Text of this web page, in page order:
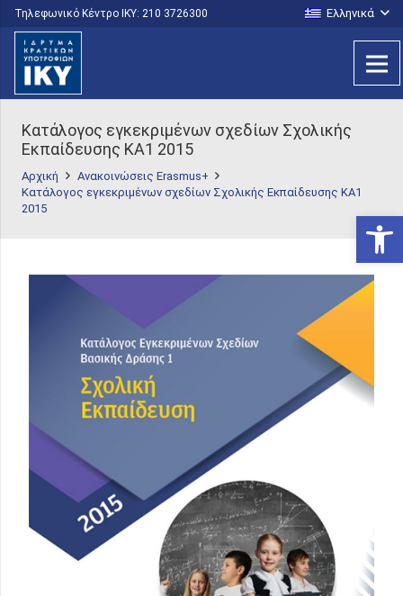
Τηλεφωνικό Κέντρο IKY: 210 3726300 Ελληνικά
Κατάλογος εγκεκριμένων σχεδίων Σχολικής
Εκπαίδευσης ΚΑ1 2015
Αρχική
Ανακοινώσεις Erasmus+
Κατάλογος εγκεκριμένων σχεδίων Σχολικής Εκπαίδευσης ΚΑ1
2015